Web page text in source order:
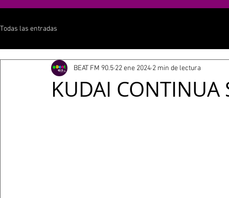
Todas las entradas
KUDAI CONTINUA
BEAT FM 90.5 22 ene 2024 2 min de lectura